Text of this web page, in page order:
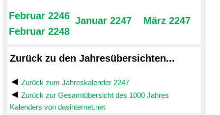
Februar 2246
Februar 2248
Januar 2247 März 2247
Zurück zu den Jahresübersichten...
Zurück zum Jahreskalender 2247
Zurück zur Gesamtübersicht des 1000 Jahres
Kalenders von dasinternet.net